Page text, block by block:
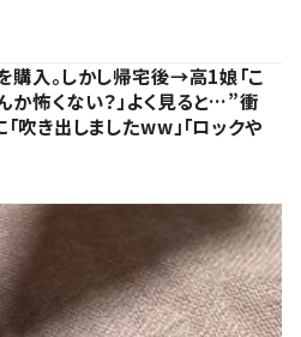
購入。しかし帰宅後→高1娘「こ
か怖くない？」よく見ると…”衝
吹き出しましたww」「ロックや